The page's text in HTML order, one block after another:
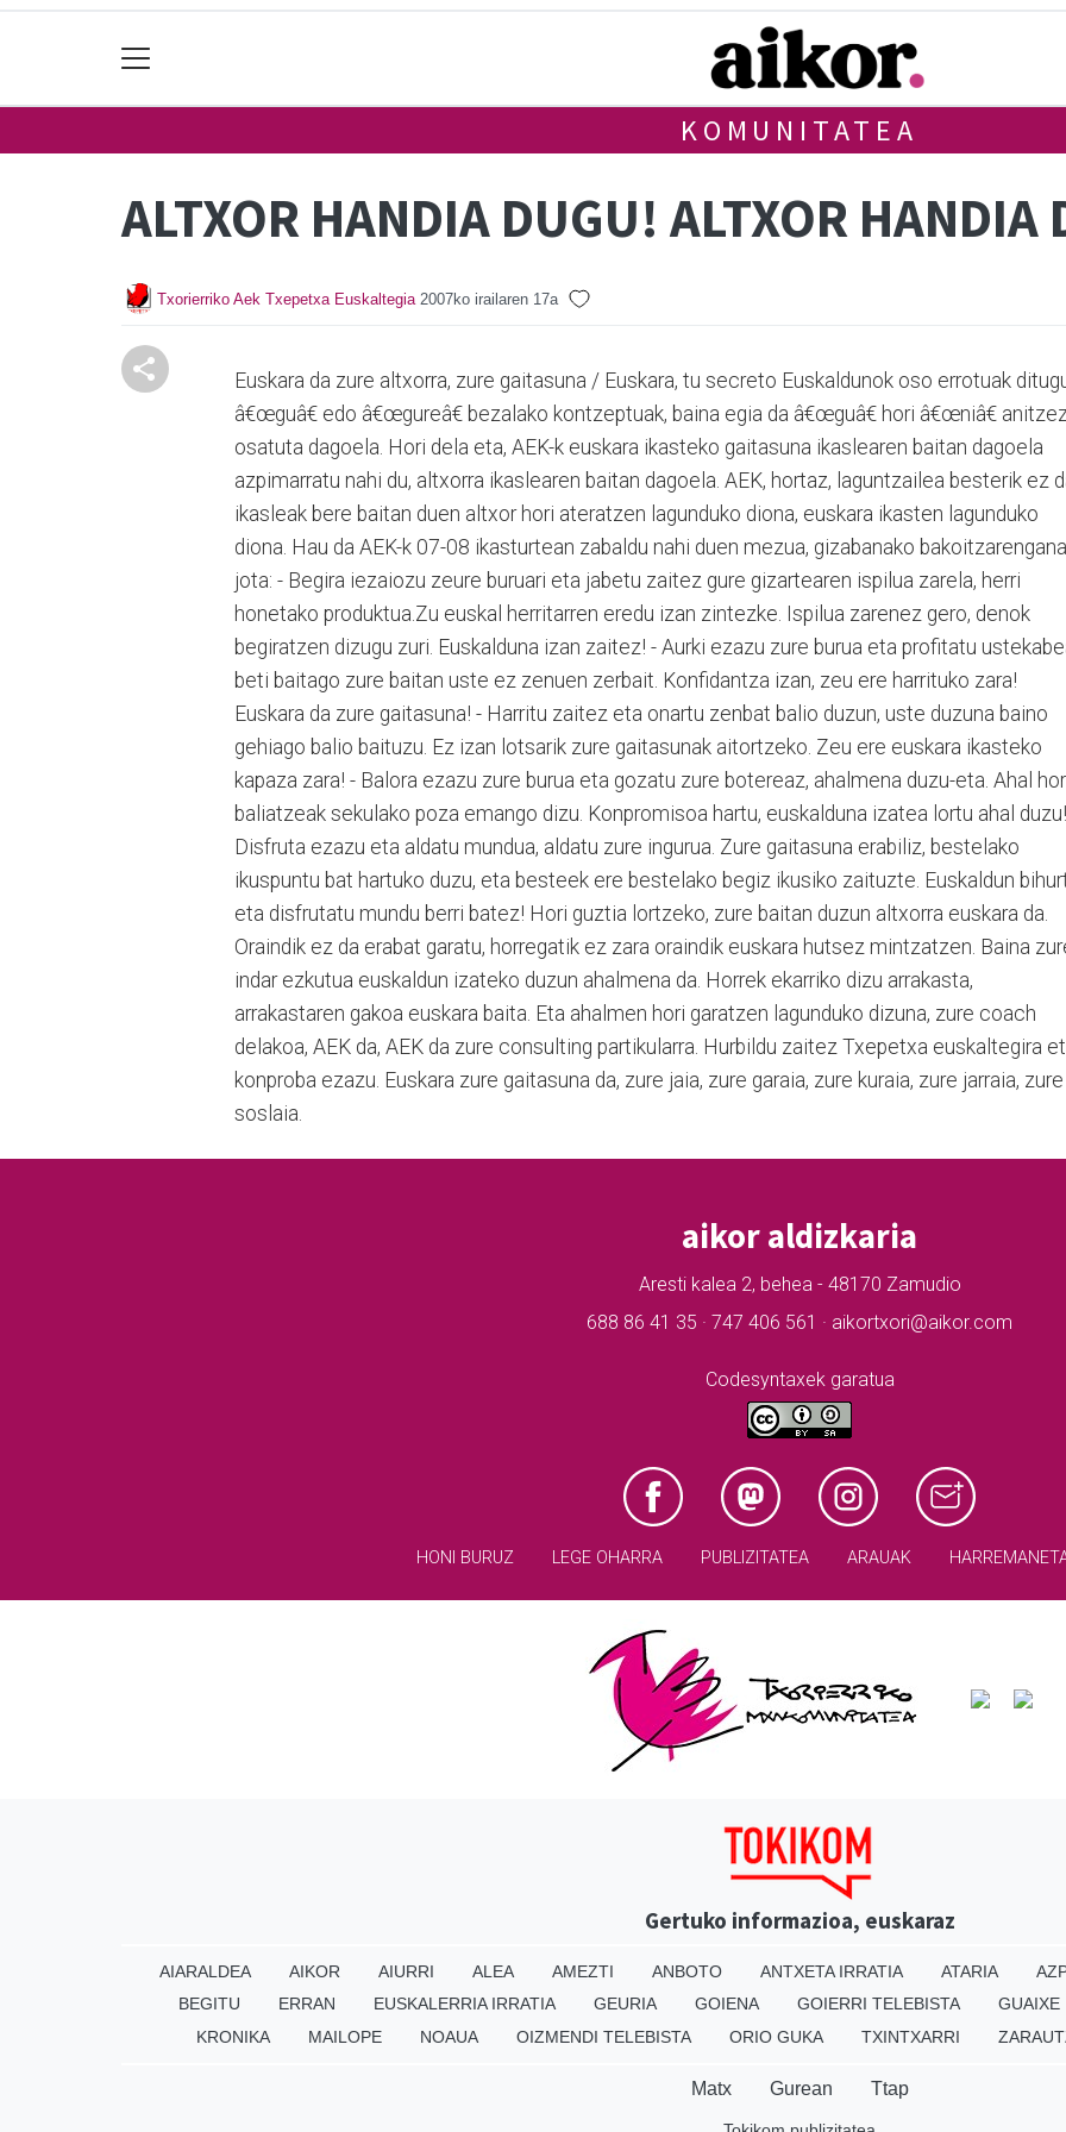
KOMUNITATEA
ALTXOR HANDIA DUGU! ALTXOR HANDIA
Txorierriko Aek Txepetxa Euskaltegia 2007ko irailaren 17a
Euskara da zure altxorra, zure gaitasuna / Euskara, tu secreto Euskaldunok oso errotuak
â€œguâ€ edo â€œgureâ€ bezalako kontzeptuak, baina egia da â€œguâ€ hori â€œniâ€
osatuta dagoela. Hori dela eta, AEK-k euskara ikasteko gaitasuna ikaslearen baitan dagoela
azpimarratu nahi du, altxorra ikaslearen baitan dagoela. AEK, hortaz, laguntzailea besterik ez
ikasleak bere baitan duen altxor hori ateratzen lagunduko diona, euskara ikasten lagunduko
diona. Hau da AEK-k 07-08 ikasturtean zabaldu nahi duen mezua, gizabanako bakoitzarengana
jota: - Begira iezaiozu zeure buruari eta jabetu zaitez gure gizartearen ispilua zarela, herri
honetako produktua.Zu euskal herritarren eredu izan zintezke. Ispilua zarenez gero, denok
begiratzen dizugu zuri. Euskalduna izan zaitez! - Aurki ezazu zure burua eta profitatu
beti baitago zure baitan uste ez zenuen zerbait. Konfidantza izan, zeu ere harrituko zara!
Euskara da zure gaitasuna! - Harritu zaitez eta onartu zenbat balio duzun, uste duzuna baino
gehiago balio baituzu. Ez izan lotsarik zure gaitasunak aitortzeko. Zeu ere euskara ikasteko
kapaza zara! - Balora ezazu zure burua eta gozatu zure botereaz, ahalmena duzu-eta. Ahal
baliatzeak sekulako poza emango dizu. Konpromisoa hartu, euskalduna izatea lortu ahal
Disfruta ezazu eta aldatu mundua, aldatu zure ingurua. Zure gaitasuna erabiliz, bestelako
ikuspuntu bat hartuko duzu, eta besteek ere bestelako begiz ikusiko zaituzte. Euskaldun
eta disfrutatu mundu berri batez! Hori guztia lortzeko, zure baitan duzun altxorra euskara da.
Oraindik ez da erabat garatu, horregatik ez zara oraindik euskara hutsez mintzatzen. Baina
indar ezkutua euskaldun izateko duzun ahalmena da. Horrek ekarriko dizu arrakasta,
arrakastaren gakoa euskara baita. Eta ahalmen hori garatzen lagunduko dizuna, zure coach
delakoa, AEK da, AEK da zure consulting partikularra. Hurbildu zaitez Txepetxa euskaltegira
konproba ezazu. Euskara zure gaitasuna da, zure jaia, zure garaia, zure kuraia, zure jarraia, zure
soslaia.
aikor aldizkaria
Aresti kalea 2, behea - 48170 Zamudio
688 86 41 35 · 747 406 561 · aikortxori@aikor.com
Codesyntaxek garatua
HONI BURUZ LEGE OHARRA PUBLIZITATEA ARAUAK
Gertuko informazioa, euskaraz
AIARALDEA AIKOR AIURRI ALEA AMEZTI ANBOTO ANTXETA IRRATIA ATARIA
BEGITU
ERRAN EUSKALERRIA IRRATIA GEURIA GOIENA GOIERRI TELEBISTA GUAIXE
KRONIKA
MAILOPE NOAUA OIZMENDI TELEBISTA ORIO GUKA TXINTXARRI
Matx Gurean Ttap